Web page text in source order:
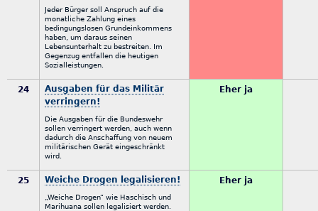
Jeder Bürger soll Anspruch auf die
monatliche Zahlung eines
bedingungslosen Grundeinkommens
haben, um daraus seinen
Lebensunterhalt zu bestreiten. Im
Gegenzug entfallen die heutigen
Sozialleistungen.
24
Ausgaben für das Militär
verringern!
Die Ausgaben für die Bundeswehr
sollen verringert werden, auch wenn
dadurch die Anschaffung von neuem
militärischen Gerät eingeschränkt
wird.
Eher ja
25 Weiche Drogen legalisieren!
„Weiche Drogen“ wie Haschisch und
Marihuana sollen legalisiert werden.
Eher ja